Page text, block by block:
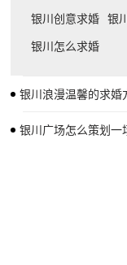
银川创意求婚 银
银川怎么求婚
银川浪漫温馨的求婚
银川广场怎么策划一场